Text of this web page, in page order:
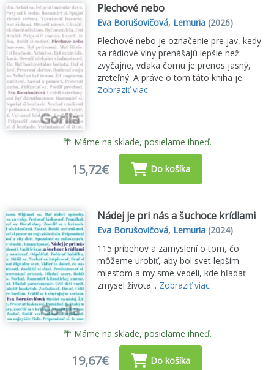
zamyslení, ktoré nás povzbudzujú k tomu, aby sme hľadali
zmysel života a robili svet lepším miestom.
Plechové nebo
Eva Borušovičová, Lemuria (2026)
Plechové nebo je označenie pre jav, kedy
sa rádiové vlny prenášajú lepšie než
zvyčajne, vďaka čomu je prenos jasný,
zreteľný. A práve o tom táto kniha je.
Zobraziť viac
🌴 Máme na sklade, posielame ihneď.
15,72€ Do košíka
Nádej je pri nás a šuchoce krídlami
Eva Borušovičová, Lemuria (2024)
115 príbehov a zamyslení o tom, čo
môžeme urobiť, aby bol svet lepším
miestom a my sme vedeli, kde hľadať
zmysel života... Zobraziť viac
🌴 Máme na sklade, posielame ihneď.
19,67€ Do košíka